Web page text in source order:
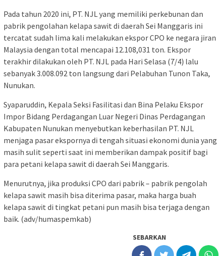
Pada tahun 2020 ini, PT. NJL yang memiliki perkebunan dan
pabrik pengolahan kelapa sawit di daerah Sei Manggaris ini
tercatat sudah lima kali melakukan ekspor CPO ke negara jiran
Malaysia dengan total mencapai 12.108,031 ton. Ekspor
terakhir dilakukan oleh PT. NJL pada Hari Selasa (7/4) lalu
sebanyak 3.008.092 ton langsung dari Pelabuhan Tunon Taka,
Nunukan.
Syaparuddin, Kepala Seksi Fasilitasi dan Bina Pelaku Ekspor
Impor Bidang Perdagangan Luar Negeri Dinas Perdagangan
Kabupaten Nunukan menyebutkan keberhasilan PT. NJL
menjaga pasar ekspornya di tengah situasi ekonomi dunia yang
masih sulit seperti saat ini memberikan dampak positif bagi
para petani kelapa sawit di daerah Sei Manggaris.
Menurutnya, jika produksi CPO dari pabrik – pabrik pengolah
kelapa sawit masih bisa diterima pasar, maka harga buah
kelapa sawit di tingkat petani pun masih bisa terjaga dengan
baik. (adv/humaspemkab)
SEBARKAN